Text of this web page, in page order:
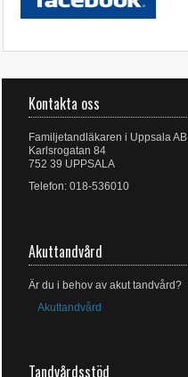
Kontakta oss
Familjetandläkaren i Uppsala AB
Karlsrogatan 84
752 39 UPPSALA
Telefon: 018-536010
Akuttandvård
Är du i behov av akut tandvård?
Akuttandvård
Tandvårdsstöd